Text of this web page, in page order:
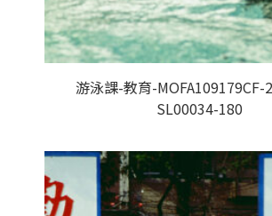
游泳課-教育-MOFA109179CF-
SL00034-180